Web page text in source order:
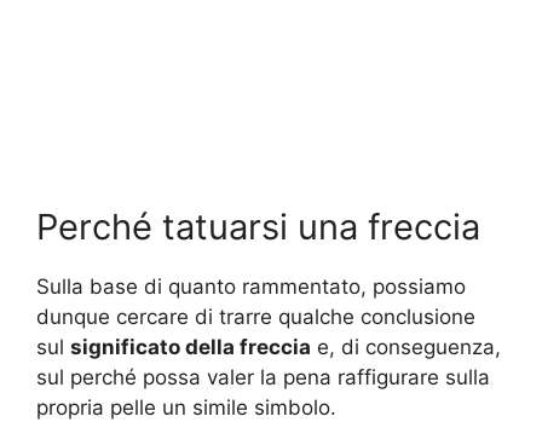
Perché tatuarsi una freccia
Sulla base di quanto rammentato, possiamo
dunque cercare di trarre qualche conclusione
sul significato della freccia e, di conseguenza,
sul perché possa valer la pena raffigurare sulla
propria pelle un simile simbolo.